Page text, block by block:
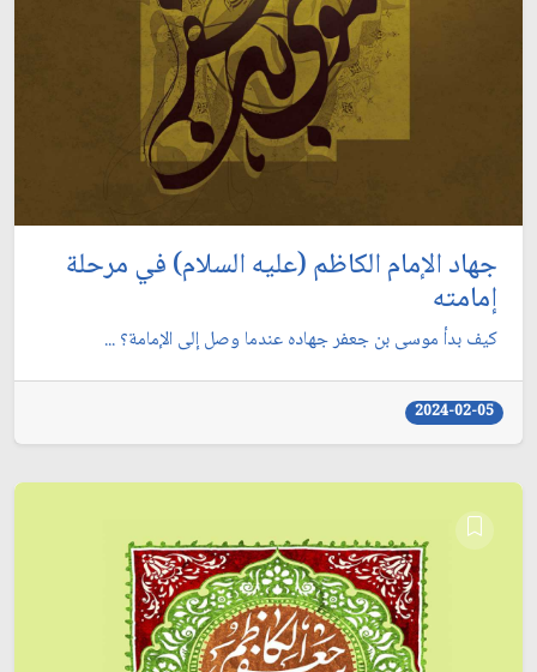
جهاد الإمام الكاظم (عليه السلام) في مرحلة
إمامته
كيف بدأ موسى بن جعفر جهاده عندما وصل إلى الإمامة؟ ...
2024-02-05